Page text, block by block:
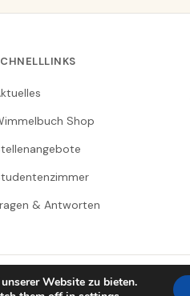
Shop
& Antworten
Website zu bieten.